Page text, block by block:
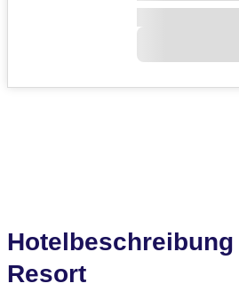
Resort